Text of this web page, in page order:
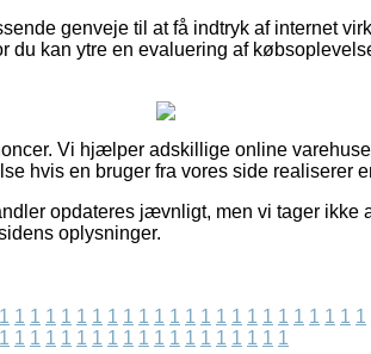
genveje til at få indtryk af internet
du kan ytre en evaluering af
Vi hjælper adskillige online
hvis en bruger fra vores side realiserer
opdateres jævnligt, men vi tager ikke
oplysninger.
1 1 1 1 1 1 1 1 1 1 1 1 1 1 1 1 1 1 1 1 1 1 1 1
1 1 1 1 1 1 1 1 1 1 1 1 1 1 1 1 1 1 1